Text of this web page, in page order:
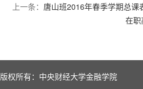
上一条： 唐山班2016年春季学期总课
在
版权所有：中央财经大学金融学院